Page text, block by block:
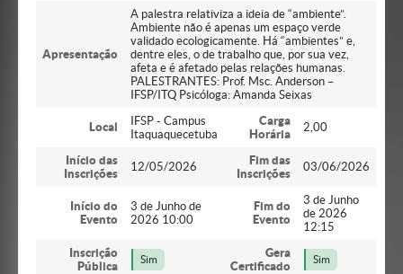
Apresentação
A palestra relativiza a ideia de “ambiente”.
Ambiente não é apenas um espaço verde
validado ecologicamente. Há “ambientes” e,
dentre eles, o de trabalho que, por sua vez,
afeta e é afetado pelas relações humanas.
PALESTRANTES: Prof. Msc. Anderson –
IFSP/ITQ Psicóloga: Amanda Seixas
Local
IFSP - Campus
Itaquaquecetuba
Carga
Horária
2,00
Início das
Inscrições
12/05/2026
Fim das
Inscrições
03/06/2026
Início do
Evento
3 de Junho de
2026 10:00
Fim do
Evento
3 de Junho
de 2026
12:15
Inscrição
Pública
Sim
Gera
Certificado
Sim